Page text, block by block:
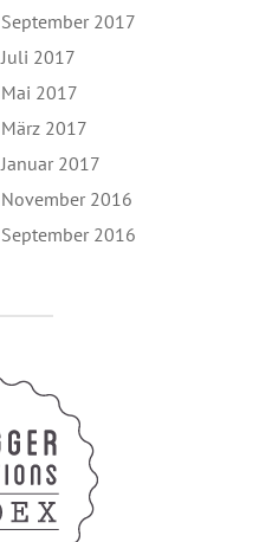
September 2017
Juli 2017
Mai 2017
März 2017
Januar 2017
November 2016
September 2016